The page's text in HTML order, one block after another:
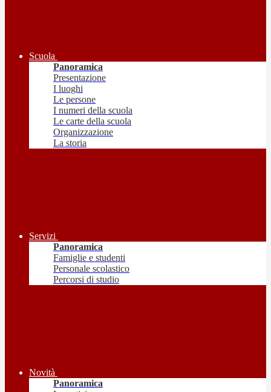
Scuola
Panoramica
Presentazione
I luoghi
Le persone
I numeri della scuola
Le carte della scuola
Organizzazione
La storia
Servizi
Panoramica
Famiglie e studenti
Personale scolastico
Percorsi di studio
Novità
Panoramica